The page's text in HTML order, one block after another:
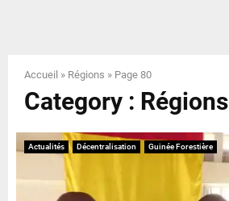
N
U
Accueil » Régions » Page 80
Category : Régions
Actualités Décentralisation Guinée Forestière